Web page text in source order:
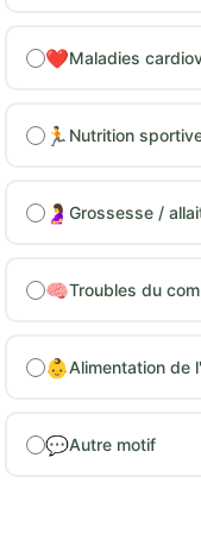
❤️Maladies
🏃 Nutrition
🤰 Grossesse /
🧠Troubles du
👶Alimentation de
💬Autre motif